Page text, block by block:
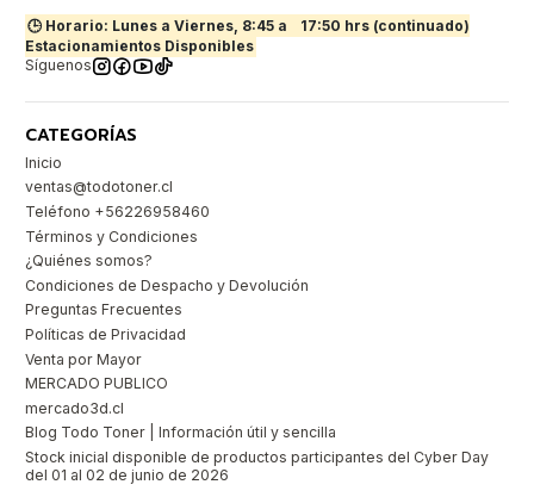
🕒 Horario: Lunes a Viernes, 8:45 a
17:50 hrs (continuado)
Estacionamientos Disponibles
Síguenos
CATEGORÍAS
Inicio
ventas@todotoner.cl
Teléfono +56226958460
Términos y Condiciones
¿Quiénes somos?
Condiciones de Despacho y Devolución
Preguntas Frecuentes
Políticas de Privacidad
Venta por Mayor
MERCADO PUBLICO
mercado3d.cl
Blog Todo Toner | Información útil y sencilla
Stock inicial disponible de productos participantes del Cyber Day
del 01 al 02 de junio de 2026